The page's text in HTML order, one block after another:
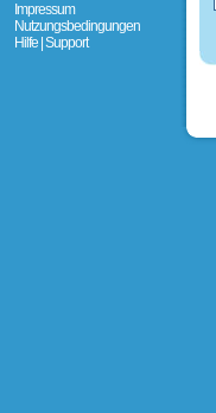
Impressum
Nutzungsbedingungen
Hilfe | Support